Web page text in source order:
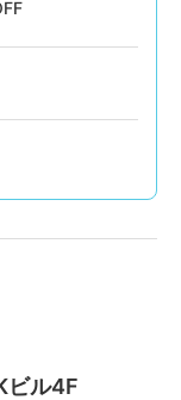
ビル4F